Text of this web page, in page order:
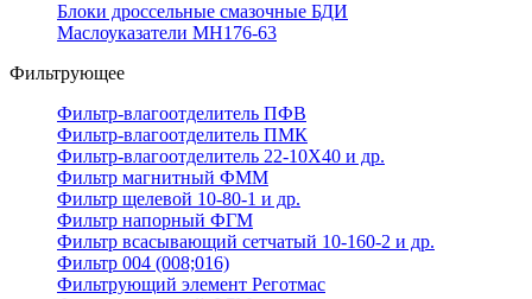
Блоки дроссельные смазочные БДИ
Маслоуказатели МН176-63
Фильтрующее
Фильтр-влагоотделитель ПФВ
Фильтр-влагоотделитель ПМК
Фильтр-влагоотделитель 22-10Х40 и др.
Фильтр магнитный ФММ
Фильтр щелевой 10-80-1 и др.
Фильтр напорный ФГМ
Фильтр всасывающий сетчатый 10-160-2 и др.
Фильтр 004 (008;016)
Фильтрующий элемент Реготмас